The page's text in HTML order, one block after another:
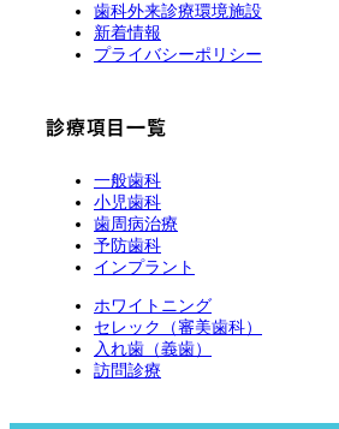
歯科外来診療環境施設
新着情報
プライバシーポリシー
診療項目一覧
一般歯科
小児歯科
歯周病治療
予防歯科
インプラント
ホワイトニング
セレック（審美歯科）
入れ歯（義歯）
訪問診療